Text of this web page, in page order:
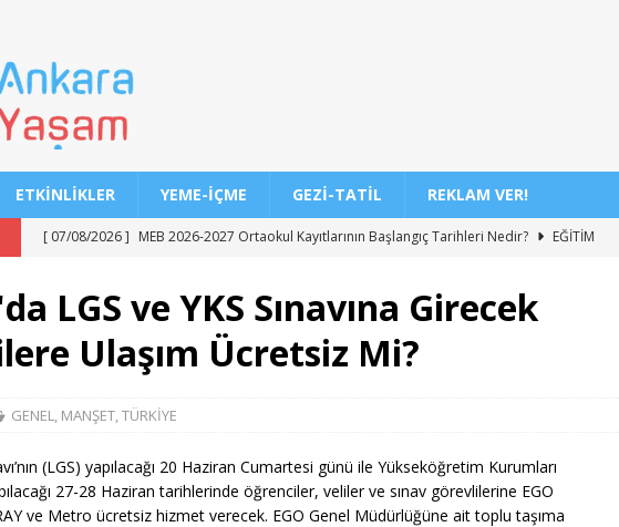
ETKINLIKLER YEME-İÇME GEZI-TATIL REKLAM VER!
[ 07/08/2026 ] MEB 2026-2027 Ortaokul Kayıtlarının Başlangıç Tarihleri Nedir?
EĞITIM
[ 07/08/2026 ] 2026 AÖL 3. Dönem Sınav Sonuçları Açıklama Tarihi Belirlendi mi?
EĞITIM
[ 07/08/2026 ] LGS 1. Nakil Sonuçları 2026 Takvimi ve Açıklanma Tarihi
[ 07/08/2026 ] MSÜ’de Geleceğin Astsubayları için Yoğun Eğitim Programı
EĞITIM
[ 06/08/2026 ] 2026-2027 Üniversite Kayıt Tarihleri ve Detayları
EĞITIM
LGS ve YKS Sınavına Girecek
Ulaşım Ücretsiz Mi?
GENEL, MANŞET,TÜRKİYE
(LGS) yapılacağı 20 Haziran Cumartesi günü ile Yükseköğretim Kurumları
27-28 Haziran tarihlerinde öğrenciler, veliler ve sınav görevlilerine EGO
ve Metro ücretsiz hizmet verecek. EGO Genel Müdürlüğüne ait toplu taşıma